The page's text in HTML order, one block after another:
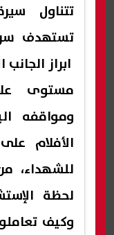
تتناول
تستهدف
ابراز
مستوى
ومواقفه
الأفلام
للشهداء،
لحظة
وكيف